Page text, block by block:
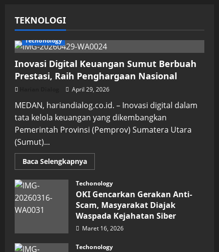
TEKNOLOGI
Techonology
Inovasi Digital Keuangan Sumut Berbuah
Prestasi, Raih Penghargaan Nasional
April 29, 2026
MEDAN, hariandialog.co.id. – Inovasi digital dalam
tata kelola keuangan yang dikembangkan
Pemerintah Provinsi (Pemprov) Sumatera Utara
(Sumut)...
Baca SelengkapnyaRead
more
Inovasi
Digital
Keuangan
Sumut
Berbuah
Prestasi,
Raih
Penghargaan
Techonology
OKI Gencarkan Gerakan Anti-
Scam, Masyarakat Diajak
Waspada Kejahatan Siber
Maret 16, 2026
Techonology